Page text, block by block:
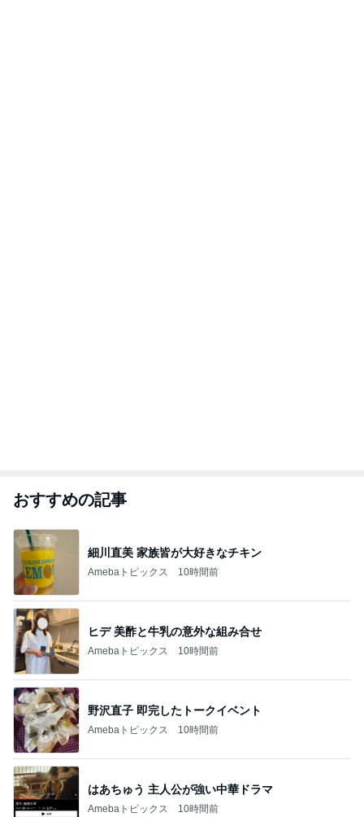
おすすめの記事
細川直美 家族皆が大好きなチキン
Amebaトピックス 10時間前
ヒデ 美酢と牛乳の意外な組み合せ
Amebaトピックス 10時間前
野沢直子 即完したトークイベント
Amebaトピックス 10時間前
はあちゅう 主人公が強い中華ドラマ
Amebaトピックス 10時間前